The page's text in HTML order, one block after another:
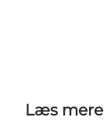
Læs mere